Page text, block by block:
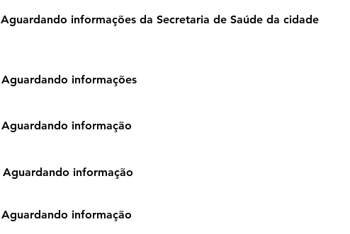
Aguardando informações da Secretaria de Saúde da cidade
Aguardando informações
Aguardando informação
Aguardando informação
Aguardando informação